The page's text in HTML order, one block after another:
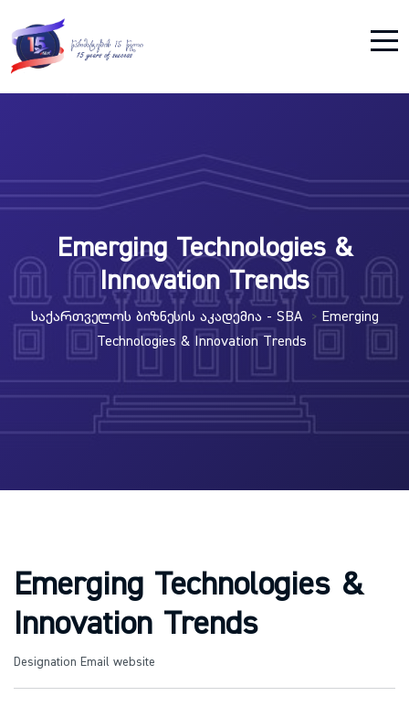
Emerging Technologies &
Innovation Trends
Საქართველოს Ბიზნესის Აკადემია - SBA > Emerging
Technologies & Innovation Trends
Emerging Technologies &
Innovation Trends
Designation Email website